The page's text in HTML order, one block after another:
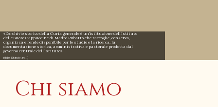
cristiane e fattori di cultura per la nuova evangelizzazione»
(Pontificia Commissione per i beni culturali della Chiesa, 2 feb. 1997)
Chi siamo